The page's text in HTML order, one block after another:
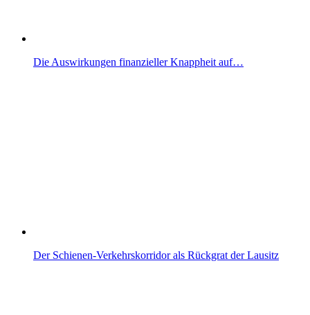
Die Auswirkungen finanzieller Knappheit auf…
Der Schienen-Verkehrskorridor als Rückgrat der Lausitz